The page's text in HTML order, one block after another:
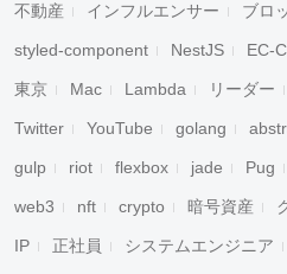
不動産 インフルエンサー ブロ
styled-component NestJS EC-
東京 Mac Lambda リーダー
Twitter YouTube golang
gulp riot flexbox jade Pug
web3 nft crypto 暗号資産
IP 正社員 システムエンジニア